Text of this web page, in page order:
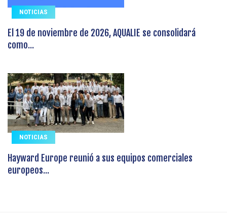
NOTICIAS
El 19 de noviembre de 2026, AQUALIE se consolidará
como...
NOTICIAS
Hayward Europe reunió a sus equipos comerciales
europeos...